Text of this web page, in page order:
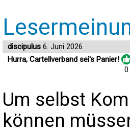
discipulus 6. Juni 2026
Hurra, Cartellverband sei's Panier!
0
Um selbst
können